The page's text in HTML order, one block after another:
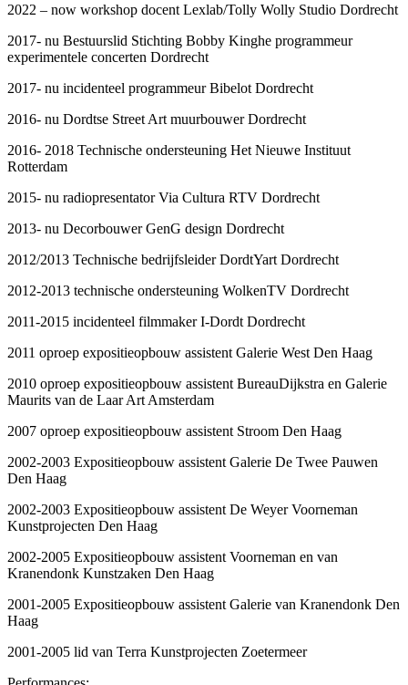
2022 – now workshop docent Lexlab/Tolly Wolly Studio Dordrecht
2017- nu Bestuurslid Stichting Bobby Kinghe programmeur
experimentele concerten Dordrecht
2017- nu incidenteel programmeur Bibelot Dordrecht
2016- nu Dordtse Street Art muurbouwer Dordrecht
2016- 2018 Technische ondersteuning Het Nieuwe Instituut
Rotterdam
2015- nu radiopresentator Via Cultura RTV Dordrecht
2013- nu Decorbouwer GenG design Dordrecht
2012/2013 Technische bedrijfsleider DordtYart Dordrecht
2012-2013 technische ondersteuning WolkenTV Dordrecht
2011-2015 incidenteel filmmaker I-Dordt Dordrecht
2011 oproep expositieopbouw assistent Galerie West Den Haag
2010 oproep expositieopbouw assistent BureauDijkstra en Galerie
Maurits van de Laar Art Amsterdam
2007 oproep expositieopbouw assistent Stroom Den Haag
2002-2003 Expositieopbouw assistent Galerie De Twee Pauwen
Den Haag
2002-2003 Expositieopbouw assistent De Weyer Voorneman
Kunstprojecten Den Haag
2002-2005 Expositieopbouw assistent Voorneman en van
Kranendonk Kunstzaken Den Haag
2001-2005 Expositieopbouw assistent Galerie van Kranendonk Den
Haag
2001-2005 lid van Terra Kunstprojecten Zoetermeer